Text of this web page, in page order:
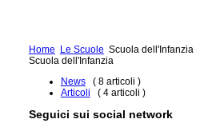
Home Le Scuole Scuola dell'Infanzia
Scuola dell'Infanzia
News
( 8 articoli )
Articoli
( 4 articoli )
Seguici sui social network